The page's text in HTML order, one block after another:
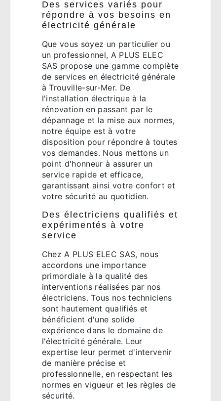
Des services variés pour
répondre à vos besoins en
électricité générale
Que vous soyez un particulier ou
un professionnel, A PLUS ELEC
SAS propose une gamme complète
de services en électricité générale
à Trouville-sur-Mer. De
l'installation électrique à la
rénovation en passant par le
dépannage et la mise aux normes,
notre équipe est à votre
disposition pour répondre à toutes
vos demandes. Nous mettons un
point d'honneur à assurer un
service rapide et efficace,
garantissant ainsi votre confort et
votre sécurité au quotidien.
Des électriciens qualifiés et
expérimentés à votre
service
Chez A PLUS ELEC SAS, nous
accordons une importance
primordiale à la qualité des
interventions réalisées par nos
électriciens. Tous nos techniciens
sont hautement qualifiés et
bénéficient d'une solide
expérience dans le domaine de
l'électricité générale. Leur
expertise leur permet d'intervenir
de manière précise et
professionnelle, en respectant les
normes en vigueur et les règles de
sécurité.